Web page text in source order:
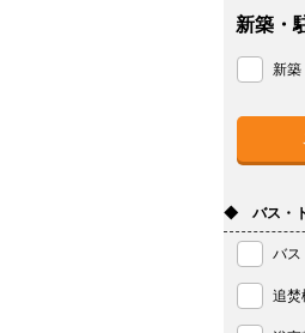
新築・
新築
◆ バス・ト
バス
追焚